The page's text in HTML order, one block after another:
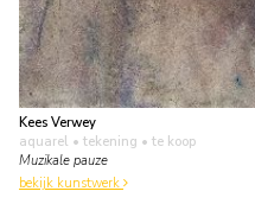
Kees Verwey
aquarel • tekening • te koop
Muzikale pauze
bekijk kunstwerk